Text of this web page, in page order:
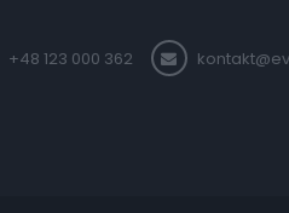
+48 123 000 362